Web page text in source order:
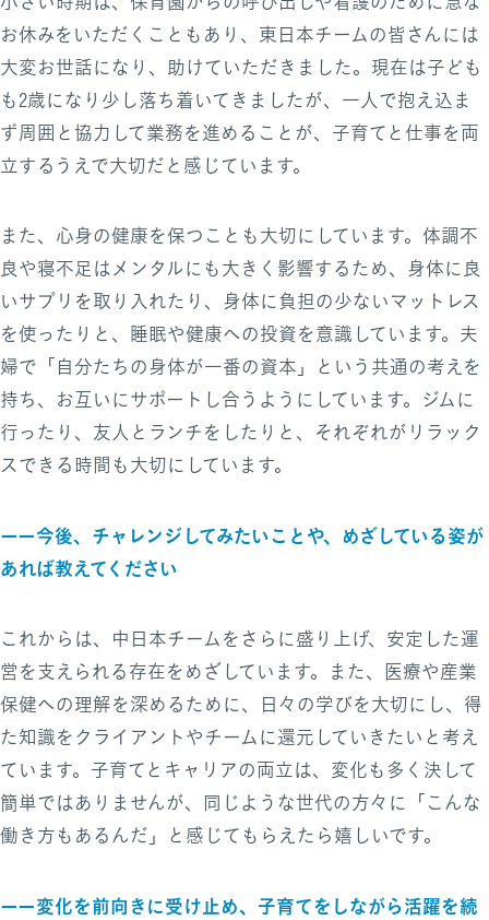
お休みをいただくこともあり、東日本チームの皆さんには
大変お世話になり、助けていただきました。現在は子ども
も2歳になり少し落ち着いてきましたが、一人で抱え込ま
ず周囲と協力して業務を進めることが、子育てと仕事を両
立するうえで大切だと感じています。
また、心身の健康を保つことも大切にしています。体調不
良や寝不足はメンタルにも大きく影響するため、身体に良
いサプリを取り入れたり、身体に負担の少ないマットレス
を使ったりと、睡眠や健康への投資を意識しています。夫
婦で「自分たちの身体が一番の資本」という共通の考えを
持ち、お互いにサポートし合うようにしています。ジムに
行ったり、友人とランチをしたりと、それぞれがリラック
スできる時間も大切にしています。
ーー今後、チャレンジしてみたいことや、めざしている姿が
あれば教えてください
これからは、中日本チームをさらに盛り上げ、安定した運
営を支えられる存在をめざしています。また、医療や産業
保健への理解を深めるために、日々の学びを大切にし、得
た知識をクライアントやチームに還元していきたいと考え
ています。子育てとキャリアの両立は、変化も多く決して
簡単ではありませんが、同じような世代の方々に「こんな
働き方もあるんだ」と感じてもらえたら嬉しいです。
ーー変化を前向きに受け止め、子育てをしながら活躍を続